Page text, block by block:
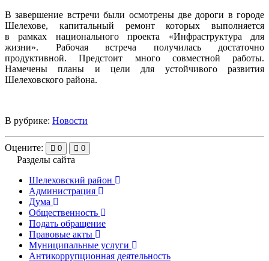
В завершение встречи были осмотрены две дороги в городе
Шелехове, капитальный ремонт которых выполняется
в рамках национального проекта «Инфраструктура для
жизни». Рабочая встреча получилась достаточно
продуктивной. Предстоит много совместной работы.
Намечены планы и цели для устойчивого развития
Шелеховского района.
В рубрике: Новости
Оцените: 0 0
Разделы сайта
Шелеховский район
Администрация
Дума
Общественность
Подать обращение
Правовые акты
Муниципальные услуги
Антикоррупционная деятельность